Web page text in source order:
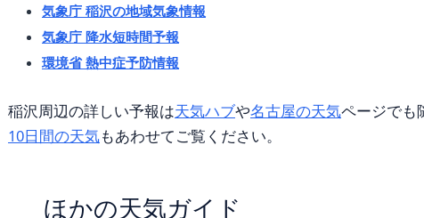
気象庁 稲沢の地域気象情報
気象庁 降水短時間予報
環境省 熱中症予防情報
稲沢周辺の詳しい予報は天気ハブや名古屋の天気ページでも
10日間の天気もあわせてご覧ください。
ほかの天気ガイド